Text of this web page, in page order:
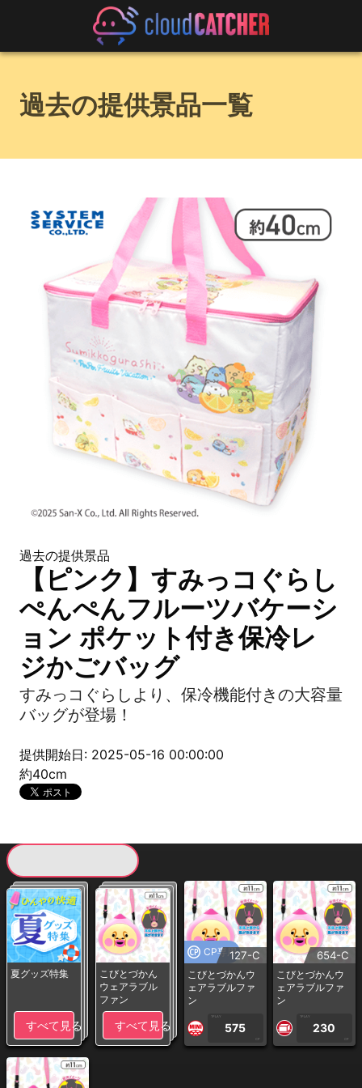
過去の提供景品一覧
過去の提供景品
【ピンク】すみっコぐらし
ぺんぺんフルーツバケーシ
ョン ポケット付き保冷レ
ジかごバッグ
すみっコぐらしより、保冷機能付きの大容量
バッグが登場！
提供開始日: 2025-05-16 00:00:00
約40cm
夏グッズ特集
すべて見る
こびとづかん
ウェアラブル
ファン
すべて見る
CP専用127-C
こびとづかんウ
ェアラブルファ
ン
1PLAY
575
CP
654-C
こびとづかんウ
ェアラブルファ
ン
1PLAY
230
CP